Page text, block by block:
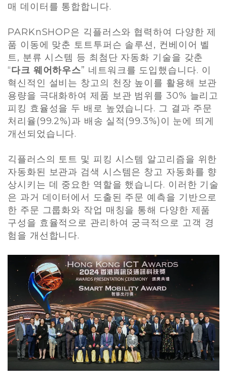
매 데이터를 통합합니다.
PARKnSHOP은 긱플러스와 협력하여 다양한 제
품 이동에 맞춘 토트투퍼슨 솔루션, 컨베이어 벨
트, 분류 시스템 등 최첨단 자동화 기술을 갖춘
“다크 웨어하우스” 네트워크를 도입했습니다. 이
혁신적인 설비는 창고의 천장 높이를 활용해 보관
용량을 극대화하여 제품 보관 범위를 30% 늘리고
피킹 효율성을 두 배로 높였습니다. 그 결과 주문
처리율(99.2%)과 배송 실적(99.3%)이 눈에 띄게
개선되었습니다.
긱플러스의 토트 및 피킹 시스템 알고리즘을 위한
자동화된 보관과 검색 시스템은 창고 자동화를 향
상시키는 데 중요한 역할을 했습니다. 이러한 기술
은 과거 데이터에서 도출된 주문 예측을 기반으로
한 주문 그룹화와 작업 매칭을 통해 다양한 제품
구성을 효율적으로 관리하여 궁극적으로 고객 경
험을 개선합니다.